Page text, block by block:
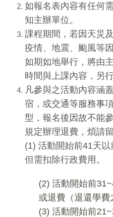
如報名表內容有任何
知主辦單位。
課程期間，若因天災
疫情、地震、颱風等
如期如地舉行，將由
時間與上課內容，另行
凡參與之活動內容涵
宿，或交通等服務事
型，報名後因故不能
規定辦理退費，煩請
(1) 活動開始前41天以
但需扣除行政費用。
(2) 活動開始前
或退費（退還
(3) 活動開始前